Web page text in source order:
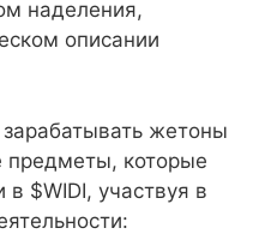
наделения,
описании
жетоны
предметы, которые
$WIDI, участвуя в